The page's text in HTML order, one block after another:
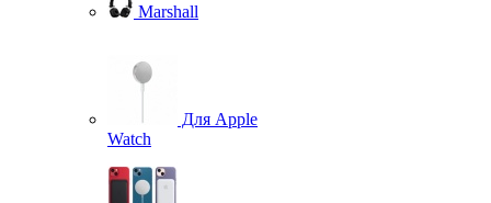
Marshall
Для Apple
Watch